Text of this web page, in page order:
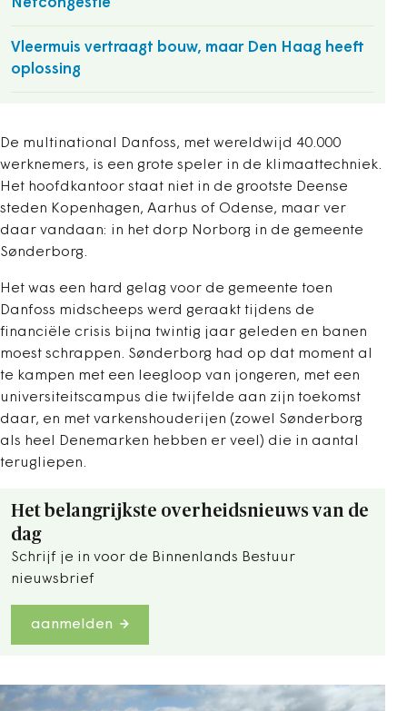
Netcongestie
Vleermuis vertraagt bouw, maar Den Haag heeft
oplossing
De multinational Danfoss, met wereldwijd 40.000
werknemers, is een grote speler in de klimaattechniek.
Het hoofdkantoor staat niet in de grootste Deense
steden Kopenhagen, Aarhus of Odense, maar ver
daar vandaan: in het dorp Norborg in de gemeente
Sønderborg.
Het was een hard gelag voor de gemeente toen
Danfoss midscheeps werd geraakt ­tijdens de
financiële crisis bijna twintig jaar geleden en banen
moest schrappen. Sønderborg had op dat moment al
te ­kampen met een leegloop van jongeren, met een
universiteitscampus die twijfelde aan zijn toekomst
daar, en met varkenshouderijen (zowel Sønderborg
als heel Denemarken hebben er veel) die in aantal
terugliepen.
Het belangrijkste overheidsnieuws van de
dag
Schrijf je in voor de Binnenlands Bestuur
nieuwsbrief
aanmelden